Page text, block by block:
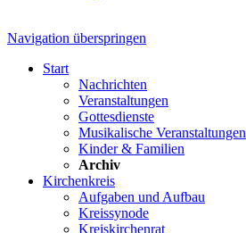
Navigation überspringen
Start
Nachrichten
Veranstaltungen
Gottesdienste
Musikalische Veranstaltungen
Kinder & Familien
Archiv
Kirchenkreis
Aufgaben und Aufbau
Kreissynode
Kreiskirchenrat